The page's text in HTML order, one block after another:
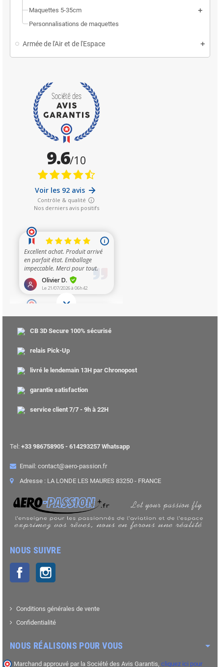
Maquettes 5-35cm
Personnalisations de maquettes
Armée de l'Air et de l'Espace
CB 3D Secure 100% sécurisé
relais Pick-Up
livré le lendemain 13H par Chronopost
garantie satisfaction
service client 7/7 - 9h à 22H
Tel: +33 986758905 - 614293257 Whatsapp
Email: contact@aero-passion.fr
Adresse : LA LONDE LES MAURES 83250 - FRANCE
NOUS SUIVRE
Facebook
Conditions générales de vente
Confidentialité
NOUS RÉALISONS POUR VOUS
Marchand approuvé par la Société des Avis Garantis, cliquez ici pour